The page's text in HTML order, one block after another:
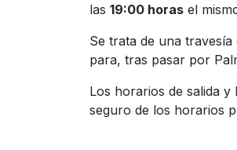
las 19:00 horas el
Se trata de una
para, tras pasar por
Los horarios de salida
seguro de los horarios